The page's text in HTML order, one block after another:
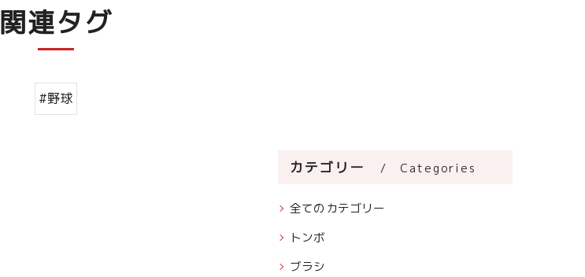
関連タグ
#野球
カテゴリー Categories
全てのカテゴリー
トンボ
ブラシ